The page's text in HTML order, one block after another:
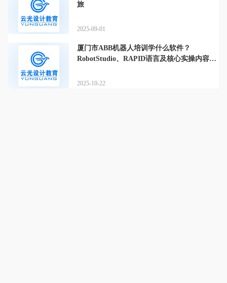
旅
2025-09-01
厦门市ABB机器人培训学什么软件？
RobotStudio、RAPID语言及核心实操内容全
2025-10-22